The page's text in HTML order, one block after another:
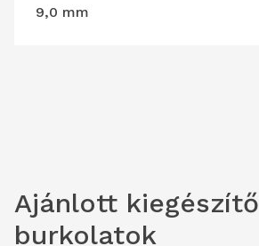
9,0 mm
Ajánlott kiegészítő
burkolatok